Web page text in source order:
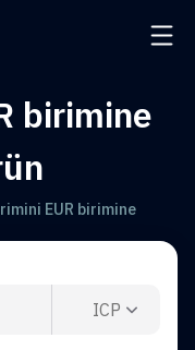
birimine
EUR birimine
ICP